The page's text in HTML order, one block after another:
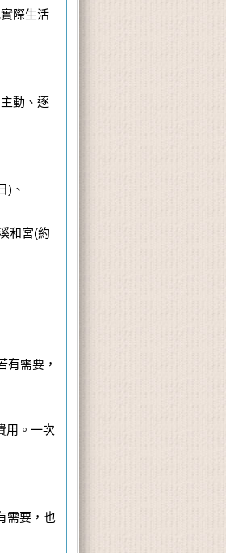
際生活
動、逐
)、
和宮(約
有需要，
用。 一次
需要，也